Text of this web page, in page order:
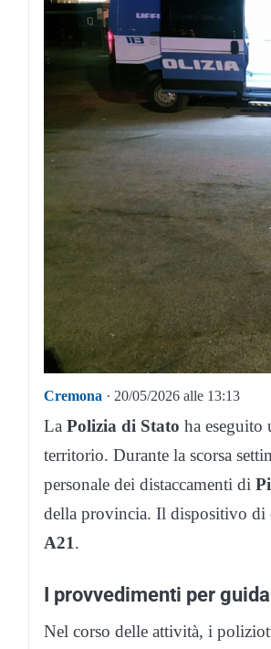
Cremona · 20/05/2026 alle 13:13
La Polizia di Stato ha eseguito
territorio. Durante la scorsa
personale dei distaccamenti di
della provincia. Il dispositivo di
A21.
I provvedimenti per
Nel corso delle attività, i